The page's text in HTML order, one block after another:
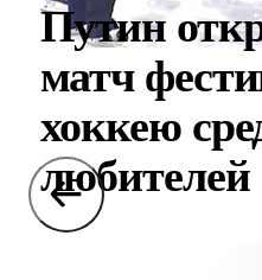
Путин
матч
хоккею
любителей